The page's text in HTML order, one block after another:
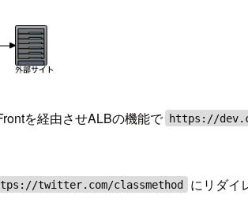
を経由させALBの機能で https://
twitter.com/classmethod にリダイ